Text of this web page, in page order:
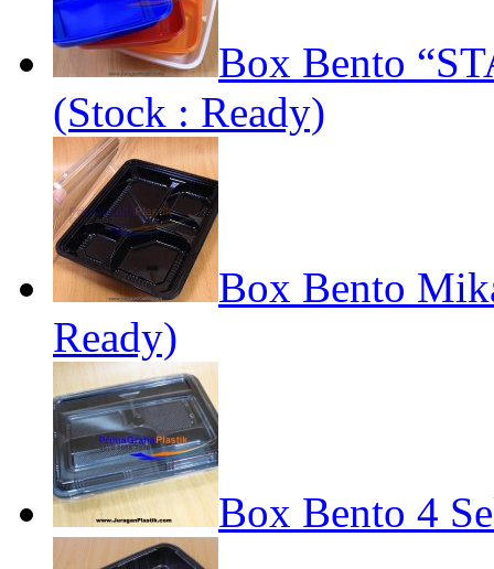
Box Bento
(Stock : Ready)
Box Bento
Ready)
Box Bento 4